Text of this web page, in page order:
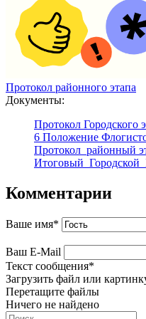
Протокол районного этапа
Документы:
Протокол Городского
6 Положение
Протокол_районный
Комментарии
Ваше имя*
Ваш E-Mail
Текст сообщения*
Загрузить файл или
Перетащите файлы
Ничего не найдено